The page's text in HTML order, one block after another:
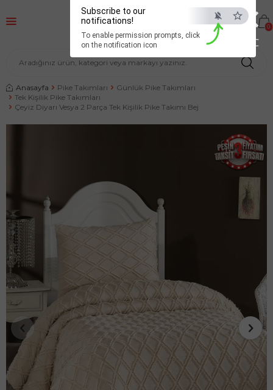
×
ESC
Subscribe to our
notifications!
To enable permission prompts, click
on the notification icon
0
Anasayfa Pike Takımları
Günlük Pike Takımları
Tek Kişilik Pike Takımları
Çeyiz Diyarı Vesya 2 Parça Tek Kişilik Pike Takımı Bej